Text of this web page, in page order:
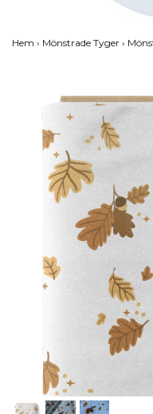
Hem › Mönstrade Tyger ›